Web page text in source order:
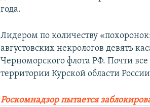
года.
Лидером по количеству
августовских некрологов девять
Черноморского флота РФ. Почти
территории Курской области
Роскомнадзор пытается